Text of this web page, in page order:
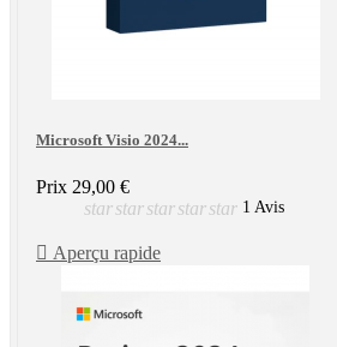
Microsoft Visio 2024...
Prix 29,00 €
star star star star star 1 Avis
 Aperçu rapide